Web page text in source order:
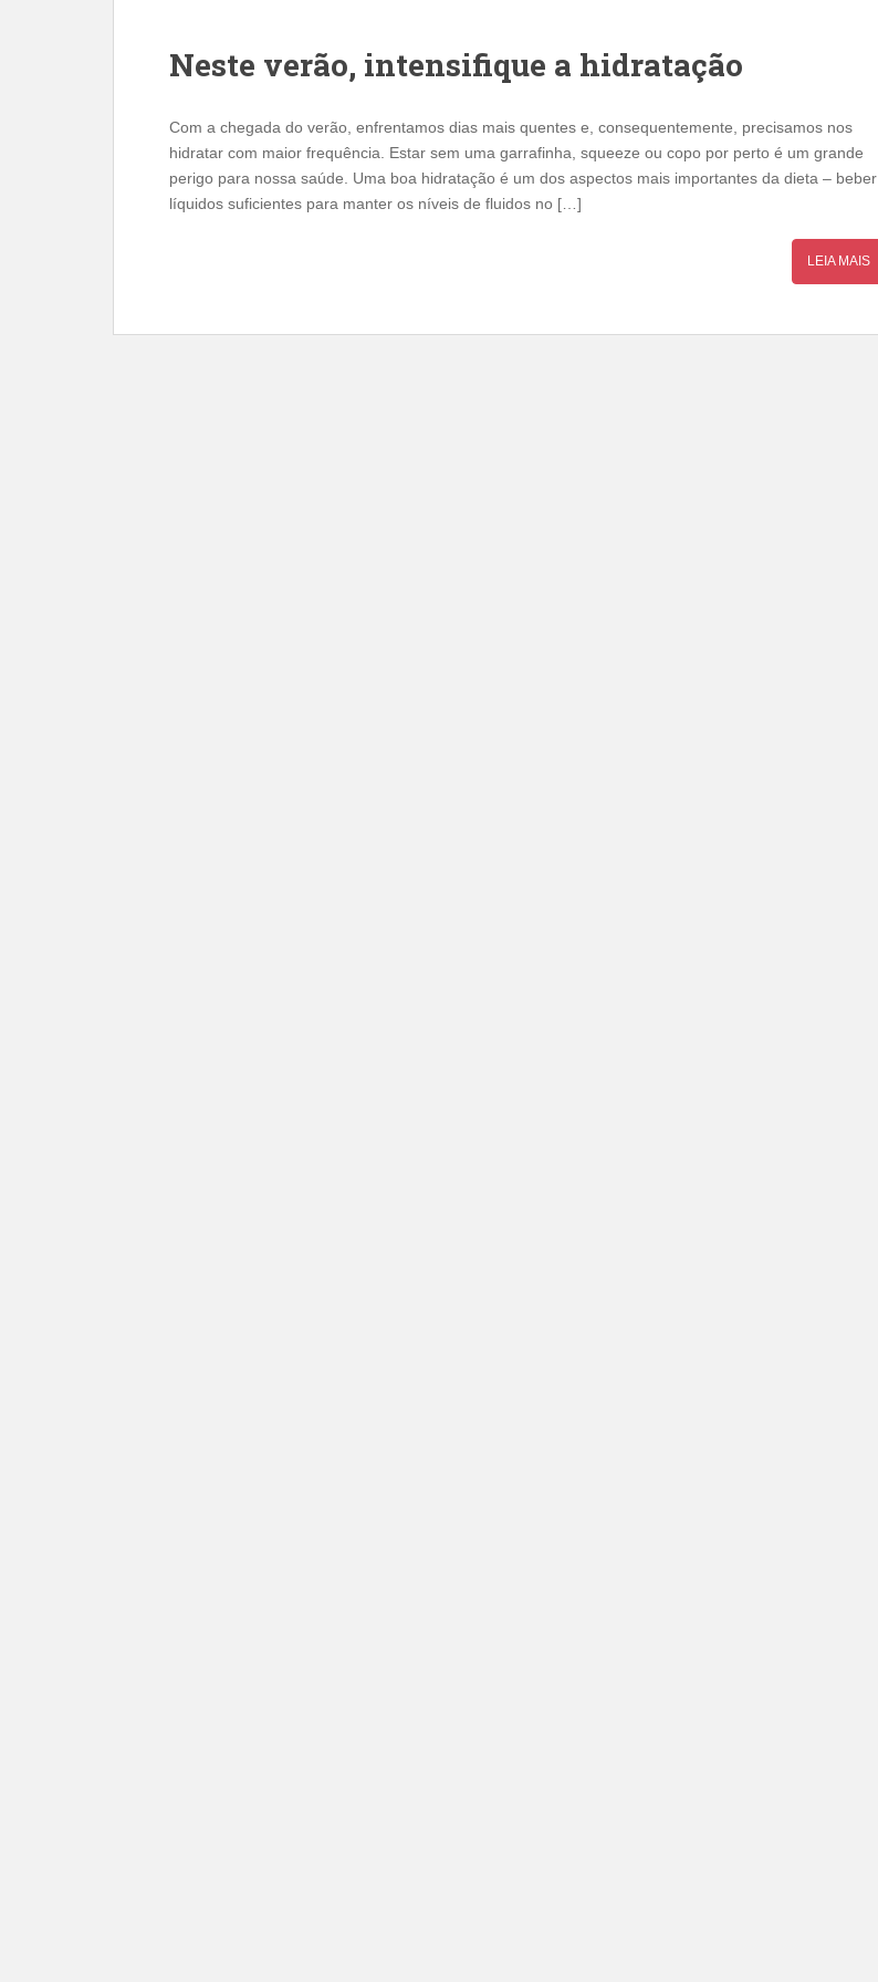
Neste verão, intensifique a hidratação
Com a chegada do verão, enfrentamos dias mais quentes e, consequentemente, precisamos nos
hidratar com maior frequência. Estar sem uma garrafinha, squeeze ou copo por perto é um grande
perigo para nossa saúde. Uma boa hidratação é um dos aspectos mais importantes da dieta – beber
líquidos suficientes para manter os níveis de fluidos no […]
LEIA MAIS